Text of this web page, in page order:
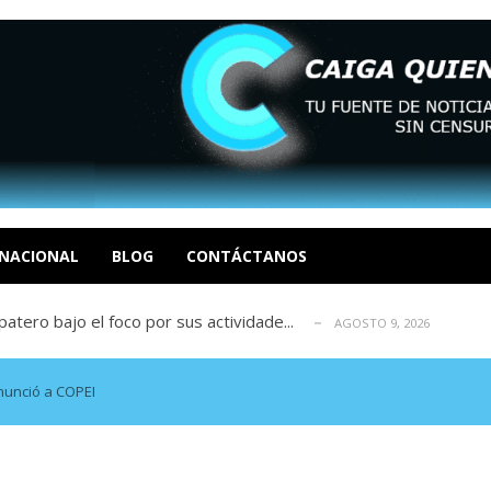
BLOG CONTÁCTANOS
en Venezuela tras finalizar su mis... AGOSTO 9, 2026
fondos para afectados por los terr... AGOSTO 9, 2026
deja un policía muerto AGOSTO 9, 2026
bajo el foco por sus actividade...
las secuelas que deja la prisión ... AGOSTO 9, 2026
en Venezuela tras finalizar su mis... AGOSTO 9, 2026
fondos para afectados por los terr...
deja un policía muerto AGOSTO 9, 2026
a COPEI